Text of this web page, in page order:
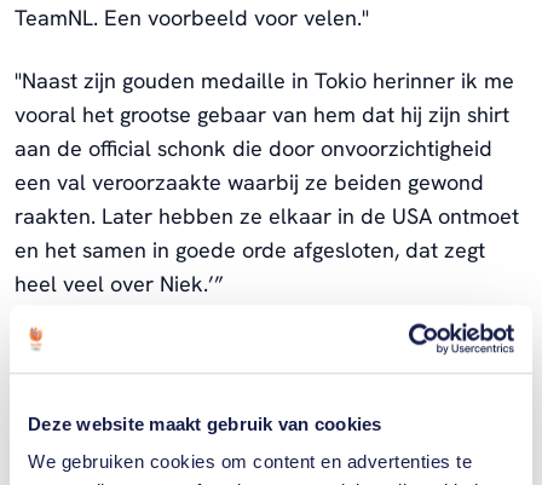
Deze website maakt gebruik van cookies
We gebruiken cookies om content en advertenties te
TeamNL. Een voorbeeld voor velen."
"Naast zijn gouden medaille in Tokio herinner ik me
vooral het grootse gebaar van hem dat hij zijn shirt
aan de official schonk die door onvoorzichtigheid
een val veroorzaakte waarbij ze beiden gewond
raakten. Later hebben ze elkaar in de USA ontmoet
en het samen in goede orde afgesloten, dat zegt
heel veel over Niek.’”